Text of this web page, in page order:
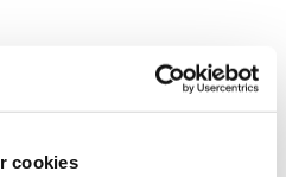
cookies